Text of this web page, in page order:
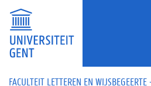
Overslaan en naar de inhoud gaan
FACULTEIT LETTEREN EN